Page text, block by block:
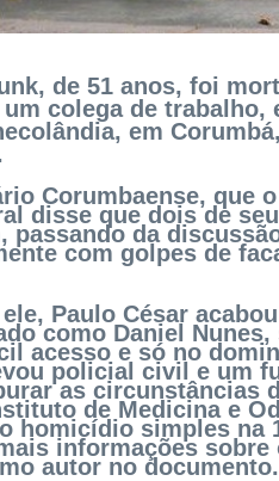
de 51 anos, foi
colega de trabalho,
em
Corumbaense, que
disse que dois de
passando da
com golpes de
Paulo César
como Daniel
acesso e só no
policial civil e um
as circunstâncias
de Medicina e
homicídio simples na
informações
autor no documento.